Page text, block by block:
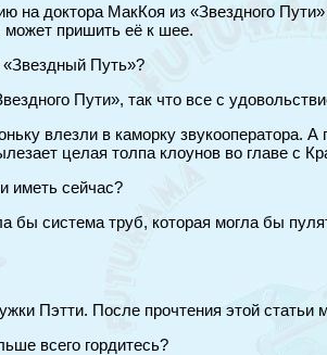
на доктора МакКоя из «Звездного
может пришить её к шее.
Путь»?
Пути», так что все с
влезли в каморку
целая толпа клоунов во главе с
иметь сейчас?
система труб, которая могла бы
Пэтти. После прочтения этой статьи
всего гордитесь?